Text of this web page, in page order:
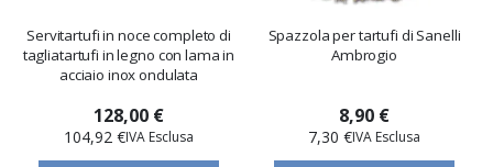
Servitartufi in noce completo di
tagliatartufi in legno con lama in
acciaio inox ondulata
128,00 €
104,92 €
Spazzola per tartufi di Sanelli
Ambrogio
8,90 €
7,30 €